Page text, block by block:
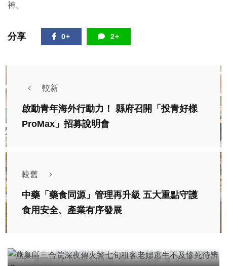
神。
分享 0+ 2+
較新
啟動青年海外行動力！ 縣府召開「投青好樣
ProMax」招募說明會
較舊
中藥「藥食同源」管理再升級 五大重點守護
食用安全、產業有序發展
陳信銘 2026年五月02日 7,120 觀看 2 分享
文教